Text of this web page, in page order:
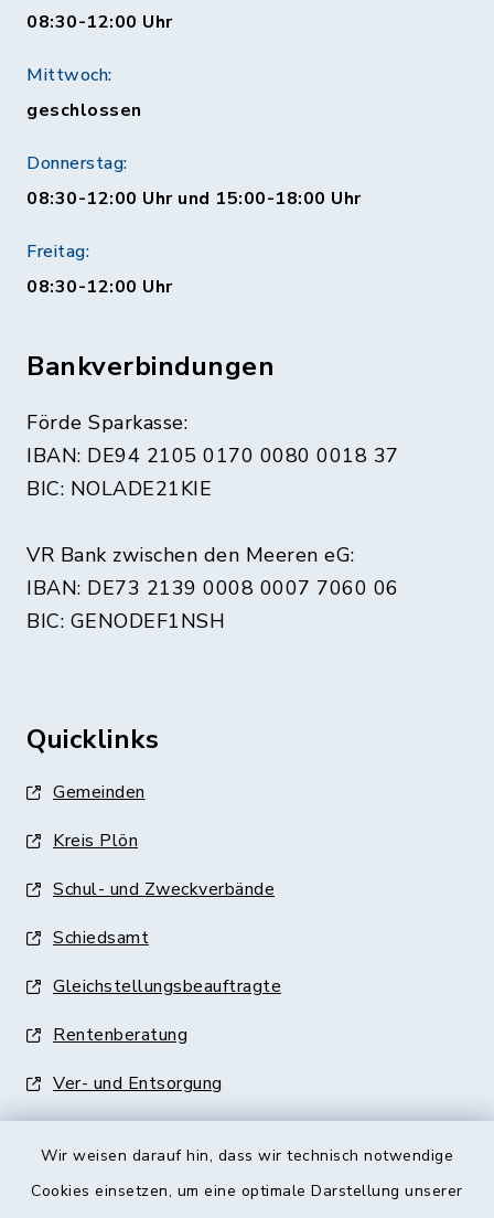
Wir weisen darauf hin, dass wir technisch notwendige
Cookies einsetzen, um eine optimale Darstellung unserer
08:30-12:00 Uhr
Mittwoch:
geschlossen
Donnerstag:
08:30-12:00 Uhr und 15:00-18:00 Uhr
Freitag:
08:30-12:00 Uhr
Bankverbindungen
Förde Sparkasse:
IBAN: DE94 2105 0170 0080 0018 37
BIC: NOLADE21KIE
VR Bank zwischen den Meeren eG:
IBAN: DE73 2139 0008 0007 7060 06
BIC: GENODEF1NSH
Quicklinks
Gemeinden
Kreis Plön
Schul- und Zweckverbände
Schiedsamt
Gleichstellungsbeauftragte
Rentenberatung
Ver- und Entsorgung